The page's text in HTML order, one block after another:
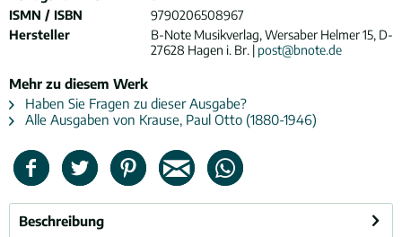
ISMN / ISBN
9790206508967
Hersteller
B-Note Musikverlag, Wersaber Helmer 15, D-
27628 Hagen i. Br. | post@bnote.de
Mehr zu diesem Werk
Haben Sie Fragen zu dieser Ausgabe?
Alle Ausgaben von Krause, Paul Otto (1880-1946)
Beschreibung